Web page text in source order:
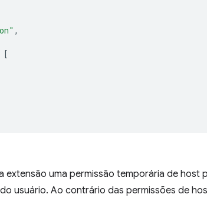
,
[
extensão uma permissão temporária de host
usuário. Ao contrário das permissões de